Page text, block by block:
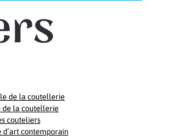
de la coutellerie
de la coutellerie
couteliers
d’art contemporain